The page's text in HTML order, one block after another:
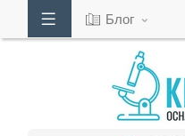
Блог